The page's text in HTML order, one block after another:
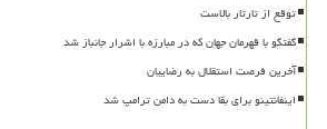
توقع از تارتار بالاست
گفتگو با قهرمان جهان که در مبارزه با اشرار جانباز شد
آخرین فرصت استقلال به رضاییان
اینفانتینو برای بقا دست به دامن ترامپ شد